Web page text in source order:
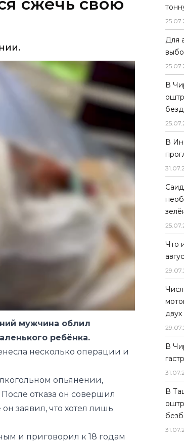
мужчина облил
ребёнка.
несколько операции и
опьянении,
отказа он совершил
заявил, что хотел лишь
и приговорил к 18 годам
25.07.
Для
25.07.
В
25.07.
В
31.07.
25.07.
Что
29.07.
двух
29.07.
В
31.07.
В
31.07.